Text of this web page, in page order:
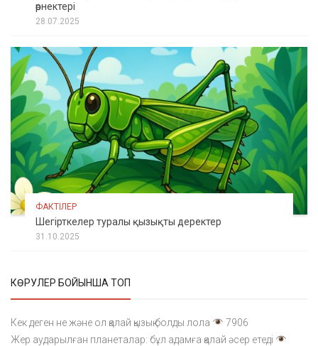
өрнектері
28.07.2025
ФАКТІЛЕР
Шегірткелер туралы қызықты деректер
31.10.2025
КӨРУЛЕР БОЙЫНША ТОП
Кек деген не және ол қалай қызық болды лола
7906
Жер аударылған планеталар: бұл адамға қалай әсер етеді